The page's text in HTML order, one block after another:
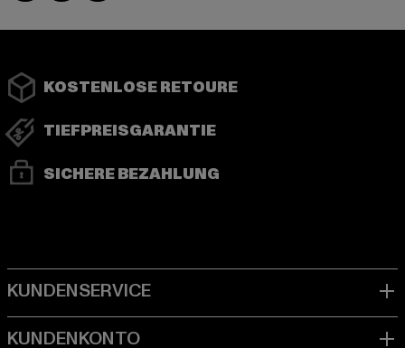
KOSTENLOSE RETOURE
TIEFPREISGARANTIE
SICHERE BEZAHLUNG